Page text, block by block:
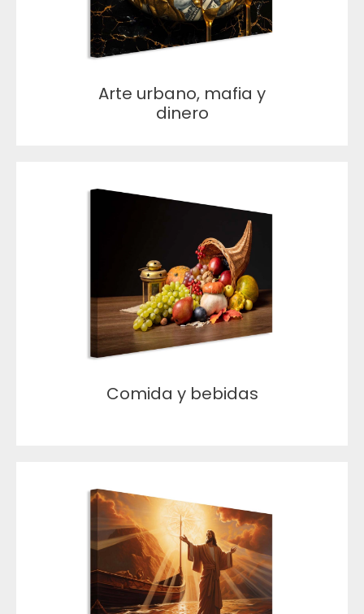
Arte urbano, mafia y
dinero
Comida y bebidas